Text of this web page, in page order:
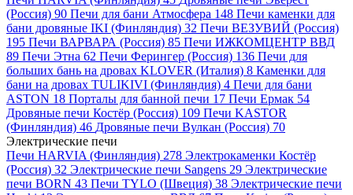
(Россия) 90 Печи для бани Атмосфера 148 Печи каменки для
бани дровяные IKI (Финляндия) 32 Печи ВЕЗУВИЙ (Россия)
195 Печи ВАРВАРА (Россия) 85 Печи ИЖКОМЦЕНТР ВВД
89 Печи Этна 62 Печи Ферингер (Россия) 136 Печи для
больших бань на дровах KLOVER (Италия) 8 Каменки для
бани на дровах TULIKIVI (Финляндия) 4 Печи для бани
ASTON 18 Порталы для банной печи 17 Печи Ермак 54
Дровяные печи Костёр (Россия) 109 Печи KASTOR
(Финляндия) 46 Дровяные печи Вулкан (Россия) 70
Электрические печи
Печи HARVIA (Финляндия) 278 Электрокаменки Костёр
(Россия) 32 Электрические печи Sangens 29 Электрические
печи BORN 43 Печи TYLO (Швеция) 38 Электрические печи